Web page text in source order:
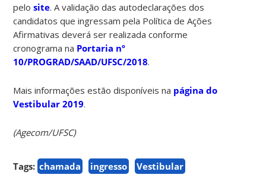
pelosite. A validação das autodeclarações dos
candidatos que ingressam pela Política de Ações
Afirmativas deverá ser realizada conforme
cronograma na Portaria nº
10/PROGRAD/SAAD/UFSC/2018.
Mais informações estão disponíveis na página do
Vestibular 2019.
(Agecom/UFSC)
Tags: chamada ingresso Vestibular